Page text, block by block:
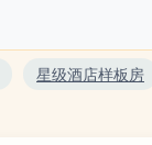
星级酒店样板房